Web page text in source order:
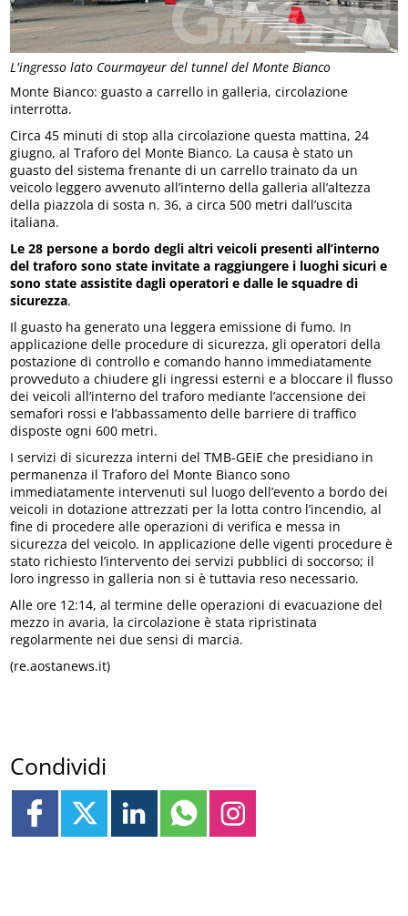
L'ingresso lato Courmayeur del tunnel del Monte Bianco
Monte Bianco: guasto a carrello in galleria, circolazione
interrotta.
Circa 45 minuti di stop alla circolazione questa mattina, 24
giugno, al Traforo del Monte Bianco. La causa è stato un
guasto del sistema frenante di un carrello trainato da un
veicolo leggero avvenuto all’interno della galleria all’altezza
della piazzola di sosta n. 36, a circa 500 metri dall’uscita
italiana.
Le 28 persone a bordo degli altri veicoli presenti all’interno
del traforo sono state invitate a raggiungere i luoghi sicuri e
sono state assistite dagli operatori e dalle le squadre di
sicurezza.
Il guasto ha generato una leggera emissione di fumo. In
applicazione delle procedure di sicurezza, gli operatori della
postazione di controllo e comando hanno immediatamente
provveduto a chiudere gli ingressi esterni e a bloccare il flusso
dei veicoli all’interno del traforo mediante l’accensione dei
semafori rossi e l’abbassamento delle barriere di traffico
disposte ogni 600 metri.
I servizi di sicurezza interni del TMB-GEIE che presidiano in
permanenza il Traforo del Monte Bianco sono
immediatamente intervenuti sul luogo dell’evento a bordo dei
veicoli in dotazione attrezzati per la lotta contro l’incendio, al
fine di procedere alle operazioni di verifica e messa in
sicurezza del veicolo. In applicazione delle vigenti procedure è
stato richiesto l’intervento dei servizi pubblici di soccorso; il
loro ingresso in galleria non si è tuttavia reso necessario.
Alle ore 12:14, al termine delle operazioni di evacuazione del
mezzo in avaria, la circolazione è stata ripristinata
regolarmente nei due sensi di marcia.
(re.aostanews.it)
Condividi